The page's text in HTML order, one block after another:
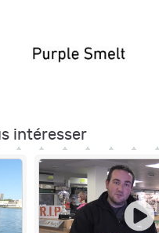
intéresser